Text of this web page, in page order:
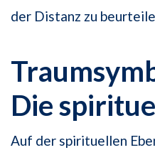
der Distanz zu
Die
Auf der spirituellen